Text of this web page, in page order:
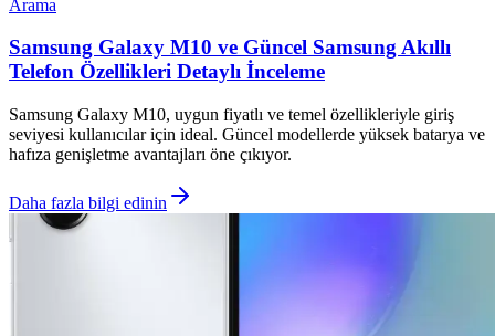
Arama
Samsung Galaxy M10 ve Güncel Samsung Akıllı
Telefon Özellikleri Detaylı İnceleme
Samsung Galaxy M10, uygun fiyatlı ve temel özellikleriyle giriş
seviyesi kullanıcılar için ideal. Güncel modellerde yüksek batarya ve
hafıza genişletme avantajları öne çıkıyor.
Daha fazla bilgi edinin